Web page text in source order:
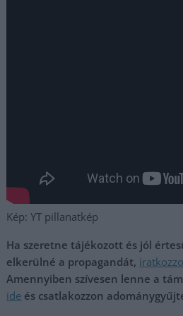
Kép: YT pillanatkép
Ha szeretne tájékozott és jól
elkerülné a propagandát,
Amennyiben szívesen lenne a
ide és csatlakozzon